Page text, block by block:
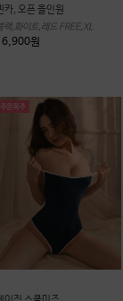
카, 오픈 올인원
랙,화이트,레드 FREE,XL
원